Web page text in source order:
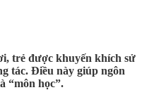
trẻ được khuyến khích sử
tác. Điều này giúp ngôn
“môn học”.